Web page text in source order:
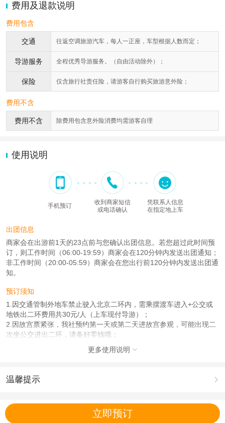
费用及退款说明
费用包含
交通 往返空调旅游汽车，每人一正座，车型根据人数而定；
导游服务 全程优秀导游服务。（自由活动除外）；
保险 仅含旅行社责任险，请游客自行购买旅游意外险；
费用不含
费用不含 除费用包含意外险消费均需游客自理
使用说明
手机预订
收到商家短信
或电话确认
凭联系人信息
在指定地上车
出团信息
商家会在出游前1天的23点前与您确认出团信息。若您超过此时间预
订，则工作时间（06:00-19:59）商家会在120分钟内发送出团通知；
非工作时间（20:00-05:59）商家会在您出行前120分钟内发送出团通
知。
预订须知
1.因交通管制外地车禁止驶入北京二环内，需乘摆渡车进入+公交或
地铁出二环费用共30元/人（上车现付导游）；
2.因故宫票紧张，我社预约第一天或第二天进故宫参观，可能出现二
次坐公交进出二环，请备好零钱哦；
3.因北京景区限流，需要提前一周预约门票，我社在不减少景点的前
提下，有权利调整景点游览先后顺序，按最终预约景点日期参观游
使用说明
2、提醒客人务必带好身份证件，儿童带好户口本，因客人未带证件
所产生的一切后果由客人承担。
更多使用说明 
温馨提示 
动（如跳伞、潜水、滑雪等）前，请务必仔细阅读
2.为普及旅游安全知识及旅游文明公约，使您的旅程顺利圆满完成，
立即预订